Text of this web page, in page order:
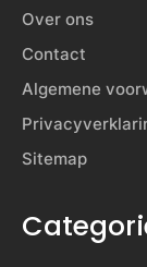
Over ons
Contact
Algemene
Sitemap